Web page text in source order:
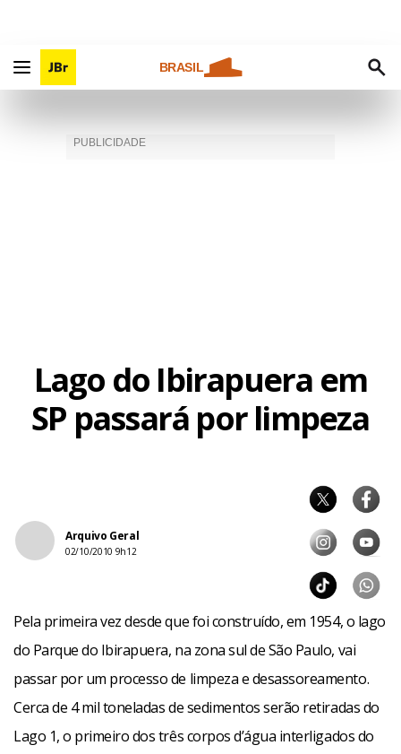
BRASIL
Lago do Ibirapuera em
SP passará por limpeza
Arquivo Geral
02/10/2010 9h12
Pela primeira vez desde que foi construído, em 1954, o lago
do Parque do Ibirapuera, na zona sul de São Paulo, vai
passar por um processo de limpeza e desassoreamento.
Cerca de 4 mil toneladas de sedimentos serão retiradas do
Lago 1, o primeiro dos três corpos d’água interligados do